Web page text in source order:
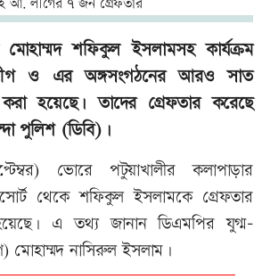
শফিকুল ইসলামসহ কার্যক্রম
ও এর অঙ্গসংগঠনের আরও সাত
করা হয়েছে। তাদের গ্রেফতার করেছে
পুলিশ (ডিবি)।
ভোরে পটুয়াখালীর কলাপাড়ার
থেকে শফিকুল ইসলামকে গ্রেফতার
এ তথ্য জানান ডিএমপির যুগ্ম-
মোহাম্মদ নাসিরুল ইসলাম।